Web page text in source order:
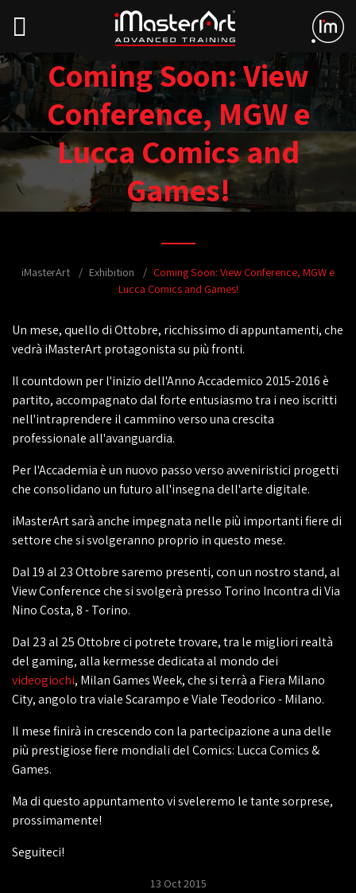
Coming Soon: View
Conference, MGW e
Lucca Comics and
Games!
iMasterArt Exhibition
Coming Soon: View Conference, MGW e
Lucca Comics and Games!
Un mese, quello di Ottobre, ricchissimo di appuntamenti, che
vedrà iMasterArt protagonista su più fronti.
Il countdown per l'inizio dell'Anno Accademico 2015-2016 è
partito, accompagnato dal forte entusiasmo tra i neo iscritti
nell'intraprendere il cammino verso una crescita
professionale all'avanguardia.
Per l'Accademia è un nuovo passo verso avveniristici progetti
che consolidano un futuro all'insegna dell'arte digitale.
iMasterArt sarà anche impegnata nelle più importanti fiere di
settore che si svolgeranno proprio in questo mese.
Dal 19 al 23 Ottobre saremo presenti, con un nostro stand, al
View Conference che si svolgerà presso Torino Incontra di Via
Nino Costa, 8 - Torino.
Dal 23 al 25 Ottobre ci potrete trovare, tra le migliori realtà
del gaming, alla kermesse dedicata al mondo dei
videogiochi, Milan Games Week, che si terrà a Fiera Milano
City, angolo tra viale Scarampo e Viale Teodorico - Milano.
Il mese finirà in crescendo con la partecipazione a una delle
più prestigiose fiere mondiali del Comics: Lucca Comics &
Games.
Ma di questo appuntamento vi sveleremo le tante sorprese,
prossimamente!
Seguiteci!
13 Oct 2015